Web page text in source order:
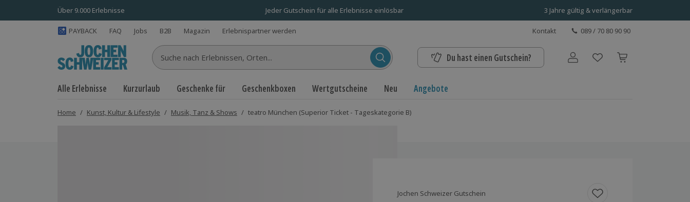
Über 9.000 Erlebnisse Jeder Gutschein für alle Erlebnisse einlösbar 3 Jahre gültig & verlängerbar
PAYBACK FAQ Jobs B2B Magazin Erlebnispartner werden Kontakt 089 / 70 80 90 90
Suche nach Erlebnissen... Du hast einen Gutschein? Benutzerkonto
Alle Erlebnisse Kurzurlaub Geschenke für Geschenkboxen Wertgutscheine Neu Angebote
Home / Kunst, Kultur & Lifestyle / Musik, Tanz & Shows / teatro München (Superior Ticket - Tageskategorie B)
Jochen Schweizer Gutschein